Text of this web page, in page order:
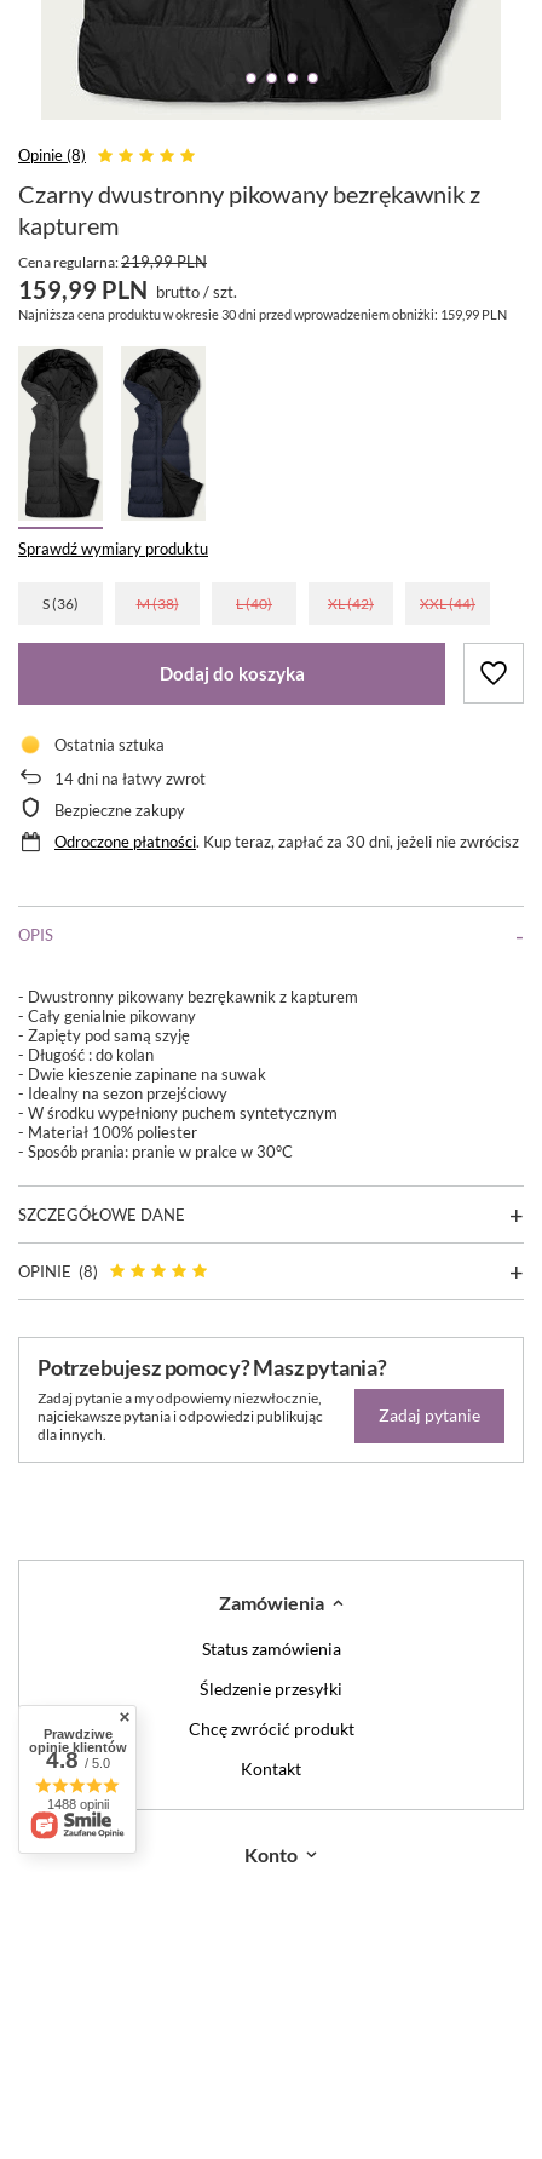
Opinie (8)
Czarny dwustronny pikowany bezrękawnik z
kapturem
Cena regularna:219,99 PLN
159,99 PLN brutto/szt.
Najniższa cena produktu w okresie 30 dni przed wprowadzeniem obniżki: 159,99 PLN
Sprawdź wymiary produktu
S (36) M (38) L (40) XL (42) XXL (44)
Dodaj do koszyka
Ostatnia sztuka
14dni na łatwy zwrot
Bezpieczne zakupy
Odroczone płatności. Kup teraz, zapłać za 30 dni, jeżeli nie zwrócisz
OPIS
- Dwustronny pikowany bezrękawnik z kapturem
- Cały genialnie pikowany
- Zapięty pod samą szyję
- Długość : do kolan
- Dwie kieszenie zapinane na suwak
- Idealny na sezon przejściowy
- W środku wypełniony puchem syntetycznym
- Materiał 100% poliester
- Sposób prania: pranie w pralce w 30°C
SZCZEGÓŁOWE DANE
OPINIE (8)
Potrzebujesz pomocy? Masz pytania?
Zadaj pytanie a my odpowiemy niezwłocznie,
najciekawsze pytania i odpowiedzi publikując
dla innych.
Zadaj pytanie
Zamówienia
Status zamówienia
Śledzenie przesyłki
Chcę zwrócić produkt
Kontakt
Konto
Prawdziwe
opinie klientów
4.8/ 5.0
1488 opinii